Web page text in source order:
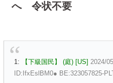
へ 令状不要
1: 【下級国民】 (庭) [US] 2024/
ID:IfxEslBM0● BE:323057825-